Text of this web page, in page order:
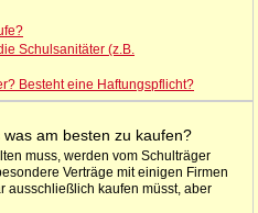
Schulsanitäter (z.B.
Besteht eine Haftungspflicht?
am besten zu kaufen?
muss, werden vom Schulträger
Verträge mit einigen Firmen
ausschließlich kaufen müsst, aber